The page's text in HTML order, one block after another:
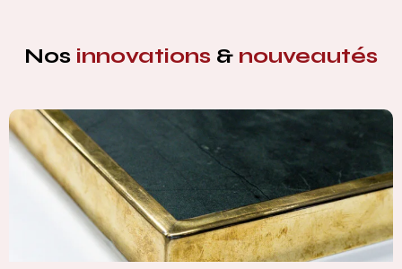
Nos innovations & nouveautés